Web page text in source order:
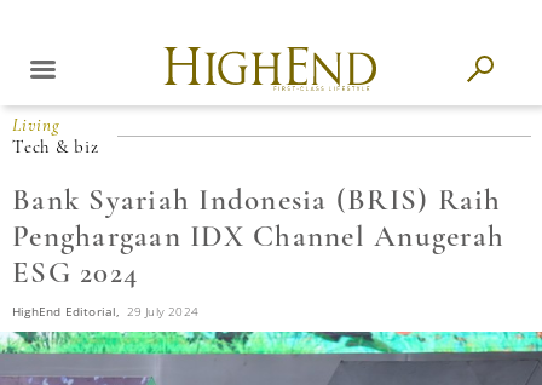
Living
Tech & biz
Bank Syariah Indonesia (BRIS) Raih
Penghargaan IDX Channel Anugerah
ESG 2024
HighEnd Editorial, 29 July 2024